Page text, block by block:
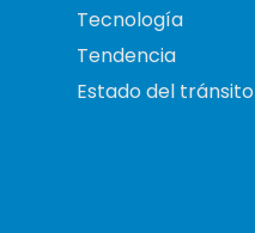
Tecnología
Tendencia
Estado del tránsito